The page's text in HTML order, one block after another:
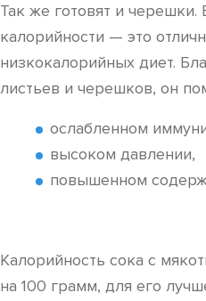
Так же готовят и черешки.
калорийности — это
низкокалорийных диет.
листьев и черешков, он
ослабленном
высоком давлении,
повышенном
Калорийность сока с
на 100 грамм, для его